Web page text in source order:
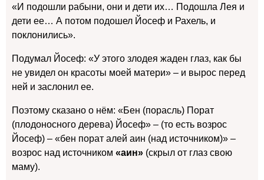
«И подошли рабыни, они и дети их… Подошла Лея и
дети ее… А потом подошел Йосеф и Рахель, и
поклонились».
Подумал Йосеф: «У этого злодея жаден глаз, как бы
не увидел он красоты моей матери» – и вырос перед
ней и заслонил ее.
Поэтому сказано о нём: «Бен (порасль) Порат
(плодоносного дерева) Йосеф» – (то есть возрос
Йосеф) – «бен порат алей аин (над источником)» –
возрос над источником «аин» (скрыл от глаз свою
маму).